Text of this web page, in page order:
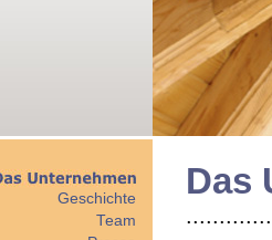
Geschichte
Team
Das